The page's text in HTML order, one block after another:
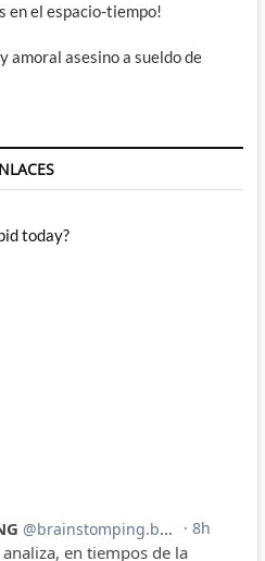
en el espacio-tiempo!
amoral asesino a sueldo de
today?